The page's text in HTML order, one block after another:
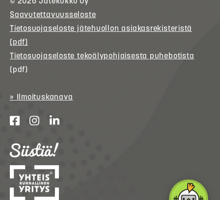
Saavutettavuusseloste
Tietosuojaseloste jätehuollon asiakasrekisteristä
(pdf)
Tietosuojaseloste tekoälypohjaisesta puhebotista
(pdf)
» Ilmoituskanava